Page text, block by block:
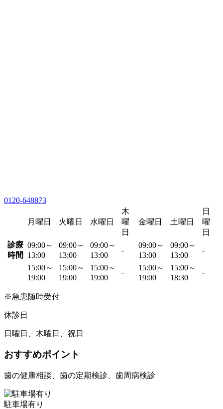
0120-648873
月曜日 火曜日 水曜日
木
曜
日
金曜日 土曜日
日
曜
日
診療
時間
09:00～
13:00
09:00～
13:00
09:00～
13:00
-
09:00～
13:00
09:00～
13:00
-
15:00～
19:00
15:00～
19:00
15:00～
19:00
-
15:00～
19:00
15:00～
18:30
-
※急患随時受付
休診日
日曜日、木曜日、祝日
おすすめポイント
歯の健康相談、歯の定期検診、歯周病検診
駐車場有り